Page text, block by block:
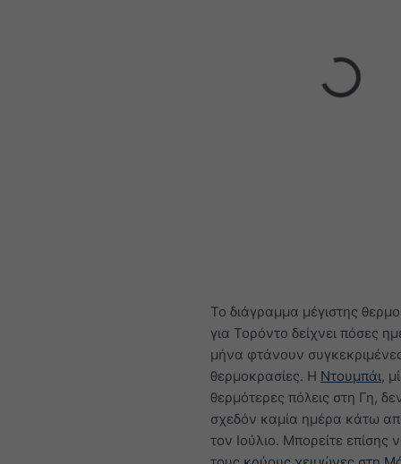
Το διάγραμμα μέγιστης
για Τορόντο δείχνει πόσες
μήνα φτάνουν
θερμοκρασίες. Η Ντουμπάι,
θερμότερες πόλεις στη Γη,
σχεδόν καμία ημέρα κάτω
τον Ιούλιο. Μπορείτε επίσης